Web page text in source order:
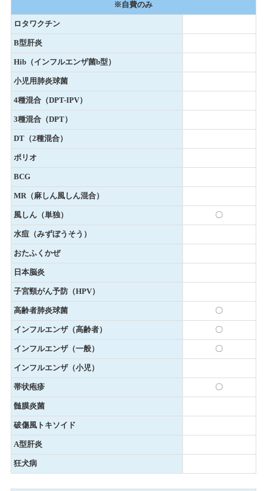
※自費のみ
ロタワクチン
B型肝炎
Hib（インフルエンザ菌b型）
小児用肺炎球菌
4種混合（DPT-IPV）
3種混合（DPT）
DT（2種混合）
ポリオ
BCG
MR（麻しん風しん混合）
風しん（単独） 〇
水痘（みずぼうそう）
おたふくかぜ
日本脳炎
子宮頸がん予防（HPV）
高齢者肺炎球菌 〇
インフルエンザ（高齢者） 〇
インフルエンザ（一般） 〇
インフルエンザ（小児）
帯状疱疹 〇
髄膜炎菌
破傷風トキソイド
A型肝炎
狂犬病